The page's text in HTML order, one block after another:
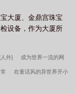
大厦、金鼎宫珠宝
设备，作为大厦所
外] 成为世界一流的网
在童话风的异世界开小